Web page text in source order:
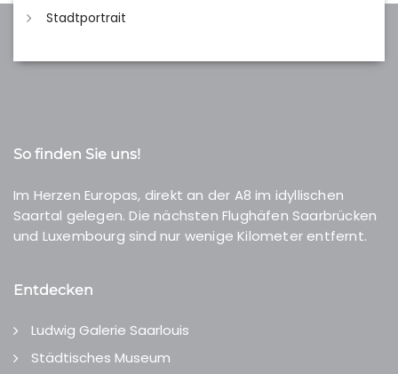
Stadtportrait
So finden Sie uns!
Im Herzen Europas, direkt an der A8 im idyllischen
Saartal gelegen. Die nächsten Flughäfen Saarbrücken
und Luxembourg sind nur wenige Kilometer entfernt.
Entdecken
Ludwig Galerie Saarlouis
Städtisches Museum